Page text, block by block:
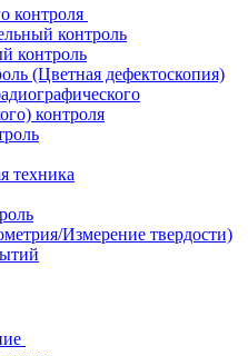
контроля
контроль
контроль
(Цветная дефектоскопия)
контроля
техника
Измерение твердости)